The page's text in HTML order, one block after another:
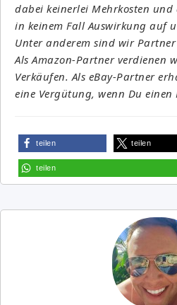
dabei keinerlei Mehrkosten und
in keinem Fall Auswirkung auf
Unter anderem sind wir
Als Amazon-Partner verdienen
Verkäufen. Als eBay-Partner
eine Vergütung, wenn Du
teilen teilen
teilen